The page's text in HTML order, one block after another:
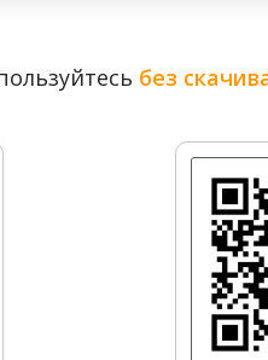
Марии Федоровны. 20
I и аббревиатура
царя. В то время она
поездов и
моста закончили.
комиссии был
без